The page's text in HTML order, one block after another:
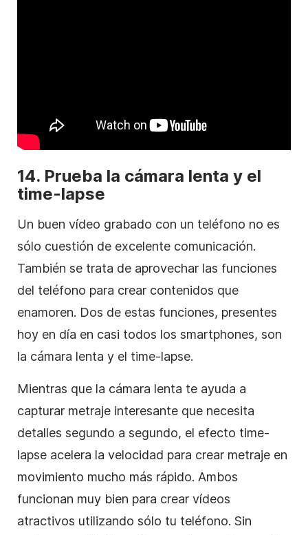
14. Prueba la cámara lenta y el
time-lapse
Un buen vídeo grabado con un teléfono no es
sólo cuestión de excelente comunicación.
También se trata de aprovechar las funciones
del teléfono para crear contenidos que
enamoren. Dos de estas funciones, presentes
hoy en día en casi todos los smartphones, son
la cámara lenta y el time-lapse.
Mientras que la cámara lenta te ayuda a
capturar metraje interesante que necesita
detalles segundo a segundo, el efecto time-
lapse acelera la velocidad para crear metraje en
movimiento mucho más rápido. Ambos
funcionan muy bien para crear vídeos
atractivos utilizando sólo tu teléfono. Sin